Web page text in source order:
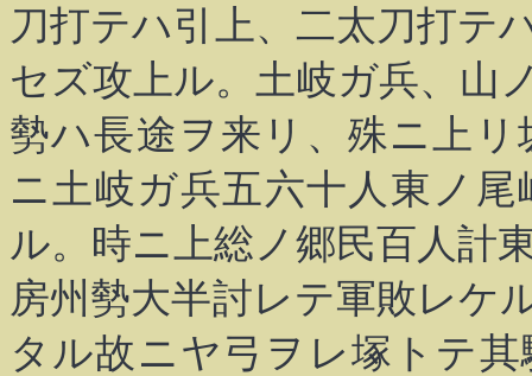
刀打テハ引上、二太刀打テ
セズ攻上ル。土岐ガ兵、山
勢ハ長途ヲ来リ、殊ニ上
ニ土岐ガ兵五六十人東ノ
ル。時ニ上総ノ郷民百人計
房州勢大半討レテ軍敗レケ
タル故ニヤ弓ヲレ塚トテ